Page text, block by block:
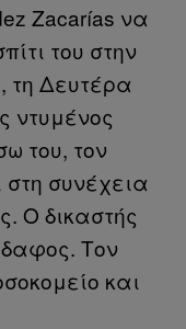
Zacarías να
του στην
τη Δευτέρα
ντυμένος
του, τον
συνέχεια
Ο δικαστής
Τον
και